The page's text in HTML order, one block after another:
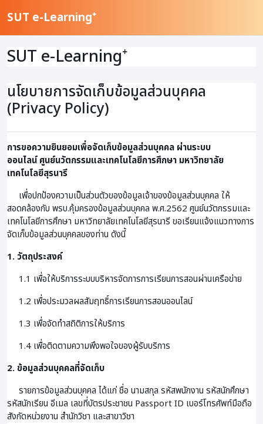
SUT e-Learning⁺
SUT e-Learning⁺
นโยบายการจัดเก็บข้อมูลส่วนบุคคล
(Privacy Policy)
การขอความยินยอมเพื่อจัดเก็บข้อมูลส่วนบุคคล ผ่านระบบ
ออนไลน์ศูนย์นวัตกรรมและเทคโนโลยีการศึกษา มหาวิทยาลัย
เทคโนโลยีสุรนารี
เพื่อปกป้องความเป็นส่วนตัวของข้อมูลเจ้าของข้อมูลส่วนบุคคล ให้
สอดคล้องกับ พรบ.คุ้มครองข้อมูลส่วนบุคคล พ.ศ.2562 ศูนย์นวัตกรรมและ
เทคโนโลยีการศึกษา มหาวิทยาลัยเทคโนโลยีสุรนารี ขอเรียนแจ้งแนวทางการ
จัดเก็บข้อมูลส่วนบุคคลของท่าน ดังนี้
1. วัตถุประสงค์
1.1 เพื่อให้บริการระบบบริหารจัดการการเรียนการสอนผ่านเครือข่าย
1.2 เพื่อประมวลผลสัมฤทธิ์การเรียนการสอนออนไลน์
1.3 เพื่อจัดทำสถิติการให้บริการ
1.4 เพื่อติดตามความพึงพอใจของผู้รับบริการ
2. ข้อมูลส่วนบุคคลที่จัดเก็บ
รายการข้อมูลส่วนบุคคล ได้แก่ ชื่อ นามสกุล รหัสพนักงาน รหัสนักศึกษา
รหัสนักเรียน อีเมล เลขที่บัตรประชาชน Passport ID เบอร์โทรศัพท์มือถือ
สังกัดหน่วยงาน สำนักวิชา และสาขาวิชา